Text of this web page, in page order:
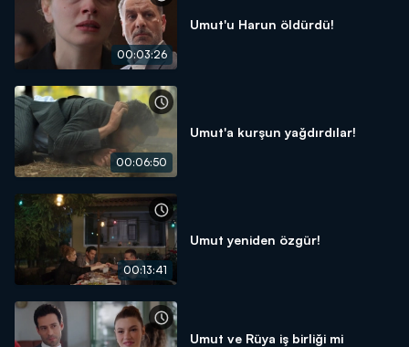
00:03:26
Umut'u Harun öldürdü!
00:06:50
Umut'a kurşun yağdırdılar!
00:13:41
Umut yeniden özgür!
Umut ve Rüya iş birliği mi